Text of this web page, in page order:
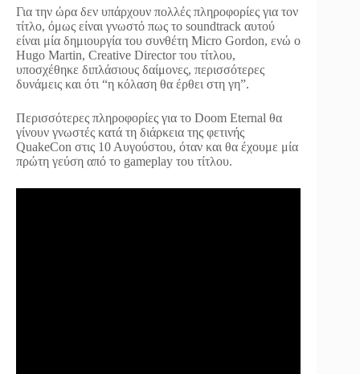
Για την ώρα δεν υπάρχουν πολλές πληροφορίες για τον
τίτλο, όμως είναι γνωστό πως το soundtrack αυτού
είναι μία δημιουργία του συνθέτη Micro Gordon, ενώ ο
Hugo Martin, Creative Director του τίτλου,
υποσχέθηκε διπλάσιους δαίμονες, περισσότερες
δυνάμεις και ότι “η κόλαση θα έρθει στη γη”.
Περισσότερες πληροφορίες για το Doom Eternal θα
γίνουν γνωστές κατά τη διάρκεια της φετινής
QuakeCon στις 10 Αυγούστου, όταν και θα έχουμε μία
πρώτη γεύση από το gameplay του τίτλου.